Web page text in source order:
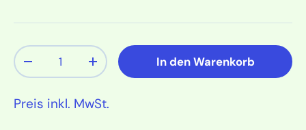
Anzahl
Menge verringernMenge erhöhenIn den Warenkorb
Preis inkl. MwSt.